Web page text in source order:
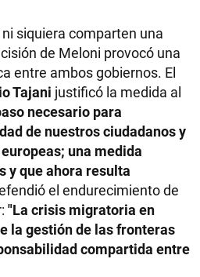
siquiera comparten una
de Meloni provocó una
entre ambos gobiernos. El
Tajani justificó la medida al
necesario para
de nuestros ciudadanos y
una medida
y que ahora resulta
el endurecimiento de
"La crisis migratoria en
la gestión de las fronteras
compartida entre